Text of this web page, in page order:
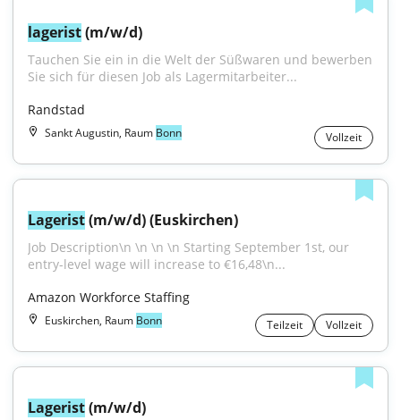
lagerist (m/w/d)
Tauchen Sie ein in die Welt der Süßwaren und bewerben
Sie sich für diesen Job als Lagermitarbeiter...
Randstad
Sankt Augustin, Raum Bonn Vollzeit
Lagerist (m/w/d) (Euskirchen)
Job Description\n \n \n \n Starting September 1st, our
entry-level wage will increase to €16,48\n...
Amazon Workforce Staffing
Euskirchen, Raum Bonn Teilzeit Vollzeit
Lagerist (m/w/d)